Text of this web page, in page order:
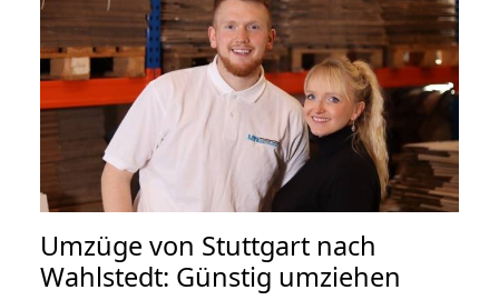
Umzüge von Stuttgart nach
Wahlstedt: Günstig umziehen